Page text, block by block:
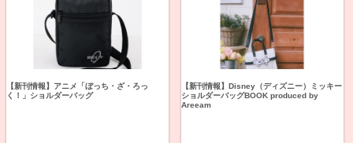
【新刊情報】アニメ「ぼっち・ざ・ろっ
く！」ショルダーバッグ
【新刊情報】Disney（ディズニー）ミッキー
ショルダーバッグBOOK produced by
Areeam